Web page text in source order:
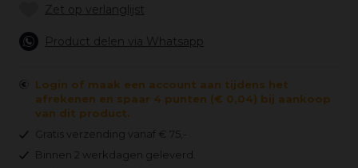
Product delen via Whatsapp
Login of maak een account aan tijdens het
afrekenen en spaar 4 punten (€ 0,04) bij aankoop
van dit product.
Gratis verzending vanaf € 75,-
Binnen 2 werkdagen geleverd.